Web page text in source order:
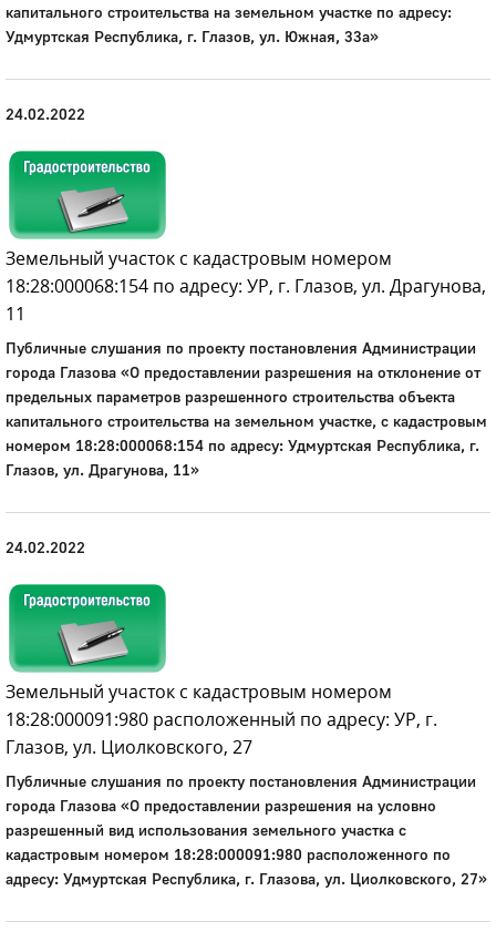
капитального строительства на земельном участке по адресу:
Удмуртская Республика, г. Глазов, ул. Южная, 33а»
24.02.2022
Земельный участок с кадастровым номером
18:28:000068:154 по адресу: УР, г. Глазов, ул. Драгунова,
11
Публичные слушания по проекту постановления Администрации
города Глазова «О предоставлении разрешения на отклонение от
предельных параметров разрешенного строительства объекта
капитального строительства на земельном участке, с кадастровым
номером 18:28:000068:154 по адресу: Удмуртская Республика, г.
Глазов, ул. Драгунова, 11»
24.02.2022
Земельный участок с кадастровым номером
18:28:000091:980 расположенный по адресу: УР, г.
Глазов, ул. Циолковского, 27
Публичные слушания по проекту постановления Администрации
города Глазова «О предоставлении разрешения на условно
разрешенный вид использования земельного участка с
кадастровым номером 18:28:000091:980 расположенного по
адресу: Удмуртская Республика, г. Глазова, ул. Циолковского, 27»